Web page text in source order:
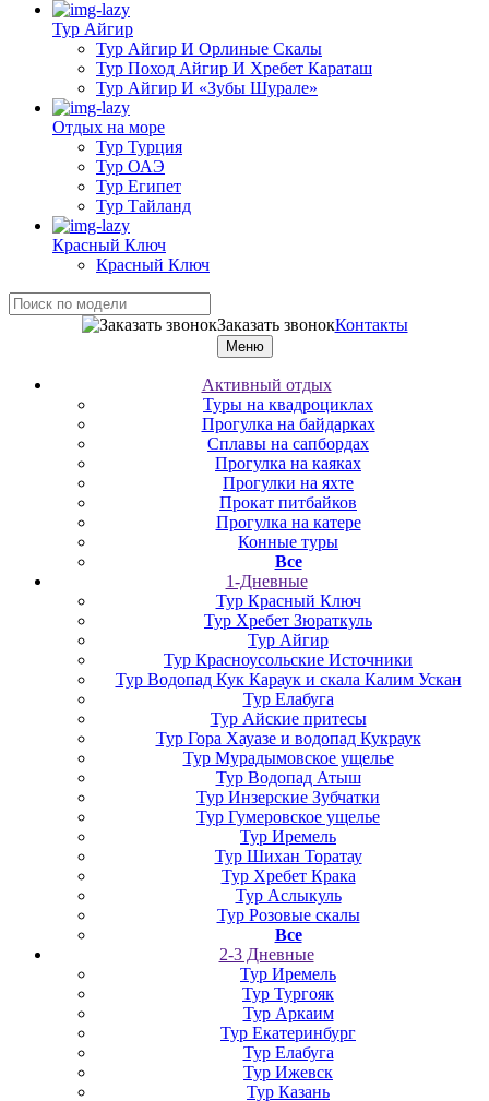
Тур Айгир
Тур Айгир И Орлиные Скалы
Тур Поход Айгир И Хребет Караташ
Тур Айгир И «Зубы Шурале»
Отдых на море
Тур Турция
Тур ОАЭ
Тур Египет
Тур Тайланд
Красный Ключ
Красный Ключ
Заказать звонокКонтакты
Меню
Активный отдых
Туры на квадроциклах
Прогулка на байдарках
Сплавы на сапбордах
Прогулка на каяках
Прогулки на яхте
Прокат питбайков
Прогулка на катере
Конные туры
Все
1-Дневные
Тур Красный Ключ
Тур Хребет Зюраткуль
Тур Айгир
Тур Красноусольские Источники
Тур Водопад Кук Караук и скала Калим Ускан
Тур Елабуга
Тур Айские притесы
Тур Гора Хауазе и водопад Кукраук
Тур Мурадымовское ущелье
Тур Водопад Атыш
Тур Инзерские Зубчатки
Тур Гумеровское ущелье
Тур Иремель
Тур Шихан Торатау
Тур Хребет Крака
Тур Аслыкуль
Тур Розовые скалы
Все
2-3 Дневные
Тур Иремель
Тур Тургояк
Тур Аркаим
Тур Екатеринбург
Тур Елабуга
Тур Ижевск
Тур Казань